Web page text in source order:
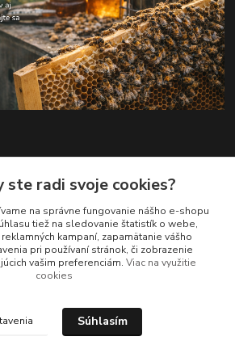
ste radi svoje cookies?
na správne fungovanie nášho e-shopu
tiež na sledovanie štatistík o webe,
kampaní, zapamätanie vášho
pri používaní stránok, či zobrazenie
vašim preferenciám. Viac na využitie
cookies
Súhlasím